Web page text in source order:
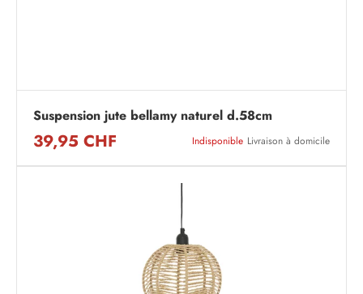
Suspension jute bellamy naturel d.58cm
39,95 CHF Indisponible Livraison à domicile